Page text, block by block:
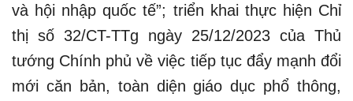
và hội nhập quốc tế”; triển khai thực hiện Chỉ
thị số 32/CT-TTg ngày 25/12/2023 của Thủ
tướng Chính phủ về việc tiếp tục đẩy mạnh đổi
mới căn bản, toàn diện giáo dục phổ thông,